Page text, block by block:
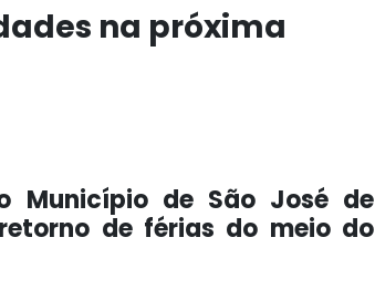
na próxima
Município de São José de
de férias do meio do